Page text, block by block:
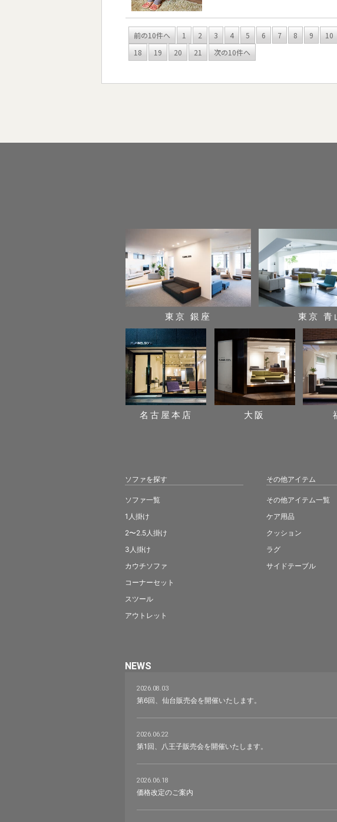
前の10件へ 1 2 3 4 5 6 7 8 9 10
18
19 20 21 次の10件へ
東京 銀座 東京 青
名古屋本店 大阪
ソファを探す
ソファ一覧
1人掛け
2〜2.5人掛け
3人掛け
カウチソファ
コーナーセット
スツール
アウトレット
その他アイテム
その他アイテム一覧
ケア用品
クッション
ラグ
サイドテーブル
NEWS
2026.08.03
第6回、仙台販売会を開催いたします。
2026.06.22
第1回、八王子販売会を開催いたします。
2026.06.18
価格改定のご案内